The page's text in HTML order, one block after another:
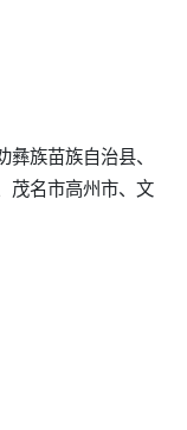
族苗族自治县、
茂名市高州市、文